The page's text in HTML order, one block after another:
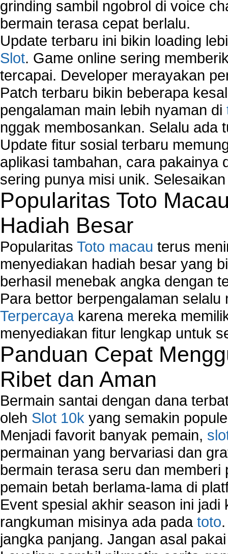
grinding sambil ngobrol di voice
bermain terasa cepat berlalu.
Update terbaru ini bikin loading
Slot. Game online sering
tercapai. Developer merayakan
Patch terbaru bikin beberapa
pengalaman main lebih nyaman di
nggak membosankan. Selalu ada
Update fitur sosial terbaru
aplikasi tambahan, cara pakainya
sering punya misi unik.
Popularitas Toto
Hadiah Besar
Popularitas Toto macau terus
menyediakan hadiah besar yang
berhasil menebak angka dengan
Para bettor berpengalaman
Terpercaya karena mereka
menyediakan fitur lengkap untuk
Panduan Cepat
Ribet dan Aman
Bermain santai dengan dana
oleh Slot 10k yang semakin
Menjadi favorit banyak pemain,
permainan yang bervariasi dan
bermain terasa seru dan
pemain betah berlama-lama di
Event spesial akhir season ini
rangkuman misinya ada pada toto
jangka panjang. Jangan asal